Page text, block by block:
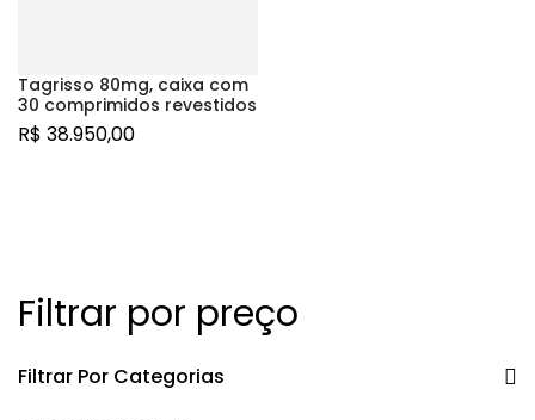
Filtrar por preço
Filtrar Por Categorias
Tagrisso 80mg, caixa com
30 comprimidos revestidos
R$ 38.950,00